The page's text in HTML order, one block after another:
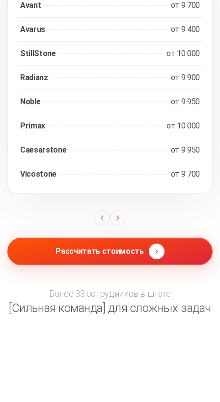
Avant от 9 700
Avarus от 9 400
StillStone от 10 000
Radianz от 9 900
Noble от 9 950
Primax от 10 000
Caesarstone от 9 950
Vicostone от 9 700
Рассчитать стоимость
Более 33 сотрудников в штате
[Сильная команда] для сложных задач